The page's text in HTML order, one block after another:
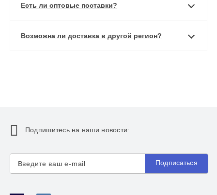
Есть ли оптовые поставки?
Возможна ли доставка в другой регион?
Подпишитесь на наши новости:
Подписаться